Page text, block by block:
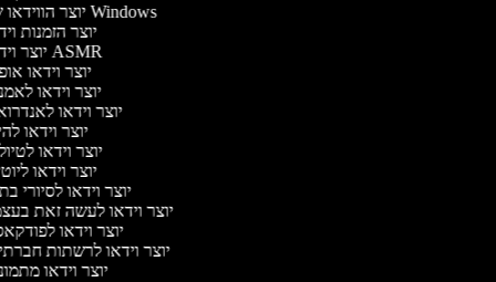
יוצר הווידאו של Windows
יוצר הזמנות
יוצר וידאו ASMR
יוצר וידאו
יוצר וידאו
יוצר וידאו
יוצר וידאו
יוצר וידאו
יוצר וידאו
יוצר וידאו לסיורי
יוצר וידאו לעשה זאת
יוצר וידאו
יוצר וידאו לרשתות
יוצר וידאו